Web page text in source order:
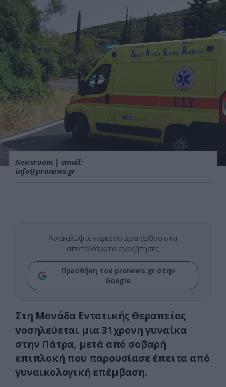
Newsroom | email:
info@pronews.gr
Ανακαλύψτε περισσότερα άρθρα στα
αποτελέσματα αναζήτησης
Προσθήκη του pronews.gr στην
Google
Στη Μονάδα Εντατικής Θεραπείας
νοσηλεύεται μια 31χρονη γυναίκα
στην Πάτρα, μετά από σοβαρή
επιπλοκή που παρουσίασε έπειτα από
γυναικολογική επέμβαση.